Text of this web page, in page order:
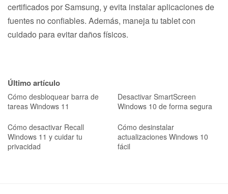
certificados por Samsung, y evita instalar aplicaciones de
fuentes no confiables. Además, maneja tu tablet con
cuidado para evitar daños físicos.
Último artículo
Cómo desbloquear barra de
tareas Windows 11
Desactivar SmartScreen
Windows 10 de forma segura
Cómo desactivar Recall
Windows 11 y cuidar tu
privacidad
Cómo desinstalar
actualizaciones Windows 10
fácil